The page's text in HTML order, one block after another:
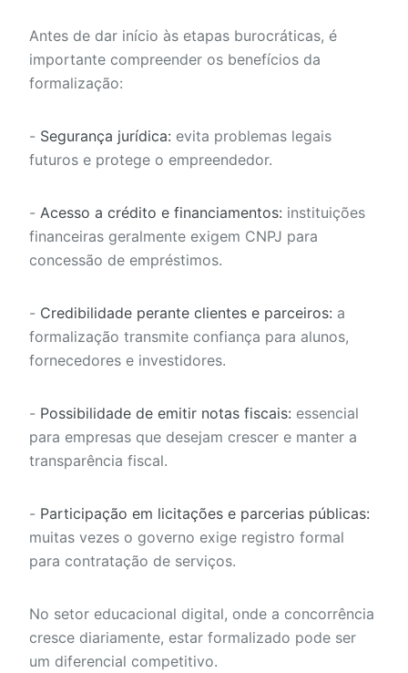
Antes de dar início às etapas burocráticas, é
importante compreender os benefícios da
formalização:
- Segurança jurídica: evita problemas legais
futuros e protege o empreendedor.
- Acesso a crédito e financiamentos: instituições
financeiras geralmente exigem CNPJ para
concessão de empréstimos.
- Credibilidade perante clientes e parceiros: a
formalização transmite confiança para alunos,
fornecedores e investidores.
- Possibilidade de emitir notas fiscais: essencial
para empresas que desejam crescer e manter a
transparência fiscal.
- Participação em licitações e parcerias públicas:
muitas vezes o governo exige registro formal
para contratação de serviços.
No setor educacional digital, onde a concorrência
cresce diariamente, estar formalizado pode ser
um diferencial competitivo.